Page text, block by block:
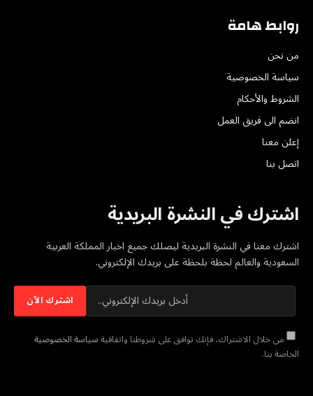
روابط هامة
من نحن
سياسة الخصوصية
الشروط والأحكام
انضم الى فريق العمل
إعلن معنا
اتصل بنا
اشترك في النشرة البريدية
اشترك معنا في النشرة البريدية ليصلك جميع اخبار المملكة العربية
السعودية والعالم لحظة بلحظة على بريدك الإلكتروني.
من خلال الاشتراك، فإنك توافق على شروطنا واتفاقيةسياسة الخصوصية
الخاصة بنا.